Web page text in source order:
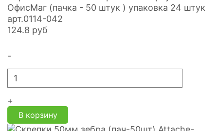
ОфисМаг (пачка - 50 штук ) упаковка 24 штук
арт.0114-042
124.8 руб
-
+
В корзину